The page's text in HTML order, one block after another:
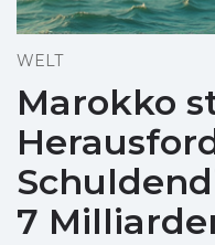
WELT
Marokko
7